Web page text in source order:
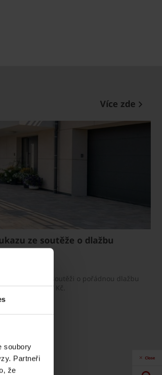
soubory
Partneři
že
Více zde
ze soutěže o dlažbu
2026
poukaz v soutěži o pořádnou dlažbu
100 000 Kč.
Close